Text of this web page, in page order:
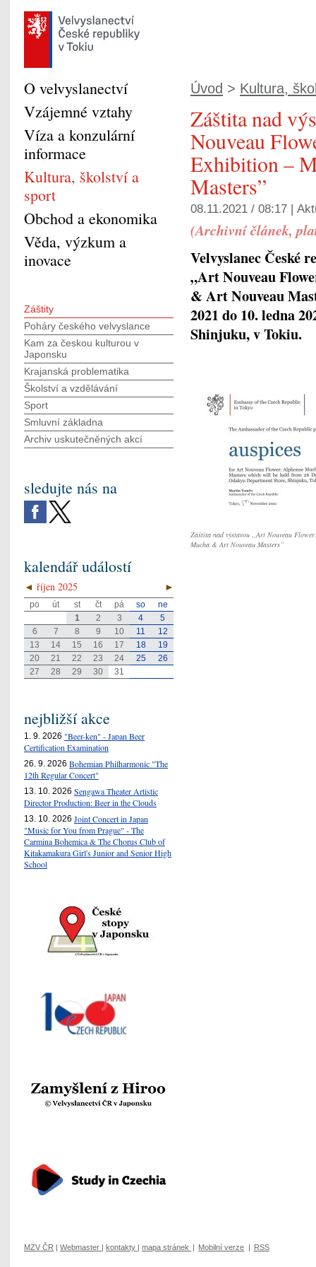
Úvod > Kultura,
Záštita nad
Nouveau
Exhibition –
Masters”
08.11.2021 / 08:17 |
(Archivní článek,
Velvyslanec České
„Art Nouveau
& Art Nouveau
2021 do 10. ledna
Shinjuku, v Tokiu.
Záštita nad výstavou „Art Nouveau
Mucha & Art Nouveau Masters”
O velvyslanectví
Vzájemné vztahy
Víza a konzulární
informace
Kultura, školství a
sport
Obchod a ekonomika
Věda, výzkum a
inovace
Záštity
Poháry českého velvyslance
Kam za českou kulturou v
Japonsku
Krajanská problematika
Školství a vzdělávání
Sport
Smluvní základna
Archiv uskutečněných akcí
sledujte nás na
kalendář událostí
◄ ►
říjen 2025
po út st čt pá so
ne
1
2 3 4
5
6
7 8 9 10 11
12
13
14 15 16 17 18
19
20
21 22 23 24 25
26
27
28 29 30 31
nejbližší akce
1. 9. 2026 "Beer-ken" - Japan Beer
Certification Examination
26. 9. 2026 Bohemian Philharmonic "The
12th Regular Concert"
13. 10. 2026 Sengawa Theater Artistic
Director Production: Beer in the Clouds
13. 10. 2026 Joint Concert in Japan
"Music for You from Prague" - The
Carmina Bohemica & The Chorus Club of
Kitakamakura Girl's Junior and Senior High
School
MZV ČR | Webmaster | kontakty | mapa stránek | Mobilní verze | RSS